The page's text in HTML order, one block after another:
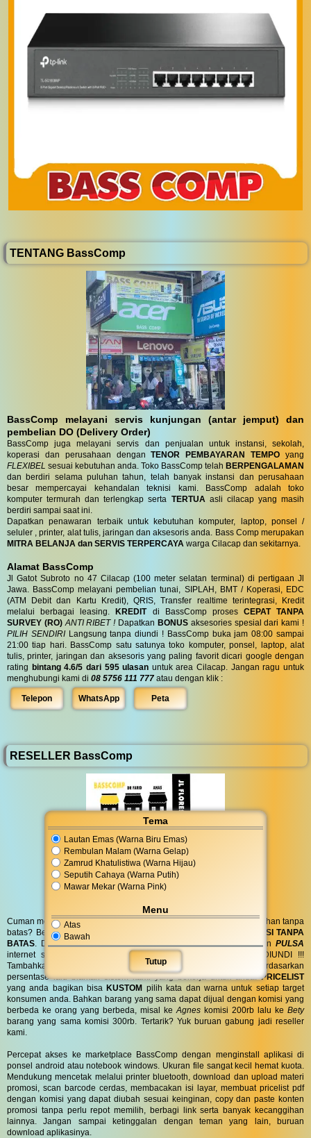
Tema
Lautan Emas (Warna Biru Emas)
Rembulan Malam (Warna Gelap)
Zamrud Khatulistiwa (Warna Hijau)
Seputih Cahaya (Warna Putih)
Mawar Mekar (Warna Pink)
Menu
Atas
Bawah
Tutup
TENTANG BassComp
BassComp melayani servis kunjungan (antar jemput) dan
pembelian DO (Delivery Order)
BassComp juga melayani servis dan penjualan untuk instansi, sekolah,
koperasi dan perusahaan denganTENOR PEMBAYARAN TEMPO yang
FLEXIBEL sesuai kebutuhan anda. Toko BassComp telah BERPENGALAMAN
dan berdiri selama puluhan tahun, telah banyak instansi dan perusahaan
besar mempercayai kehandalan teknisi kami. BassComp adalah toko
komputer termurah dan terlengkap serta TERTUA asli cilacap yang masih
berdiri sampai saat ini.
Dapatkan penawaran terbaik untuk kebutuhan komputer, laptop, ponsel /
seluler , printer, alat tulis, jaringan dan aksesoris anda. Bass Comp merupakan
MITRA BELANJA dan SERVIS TERPERCAYA warga Cilacap dan sekitarnya.
Alamat BassComp
Jl Gatot Subroto no 47 Cilacap (100 meter selatan terminal) di pertigaan Jl
Jawa. BassComp melayani pembelian tunai, SIPLAH, BMT / Koperasi, EDC
(ATM Debit dan Kartu Kredit), QRIS, Transfer realtime terintegrasi, Kredit
melalui berbagai leasing.KREDITdi BassComp proses CEPAT TANPA
SURVEY (RO) ANTI RIBET !Dapatkan BONUSaksesories spesial dari kami !
PILIH SENDIRILangsung tanpa diundi ! BassComp buka jam 08:00 sampai
21:00 tiap hari. BassComp satu satunya toko komputer, ponsel, laptop, alat
tulis, printer, jaringan dan aksesoris yang paling favorit dicari google dengan
rating bintang 4.6/5 dari 595 ulasan untuk area Cilacap. Jangan ragu untuk
menghubungi kami di 08 5756 111 777 atau dengan klik :
Telepon WhatsApp Peta
RESELLER BassComp
Cuman modal posting di media sosial bisa dapat penghasilan tambahan tanpa
batas? Bergabung menjadi
KOMISI TANPA
BATAS . DapatkanBINGKISAN PARCELdi hari spesial anda danPULSA
internet serta
untuk anda ! GRATIS !! TANPA DIUNDI !!!
Tambahkan komisi sebanyak yang anda inginkan atau berdasarkan
persentase lalu biarkan sistem kami yang bekerja untuk anda.PRICELIST
yang anda bagikan bisaKUSTOM pilih kata dan warna untuk setiap target
konsumen anda. Bahkan barang yang sama dapat dijual dengan komisi yang
berbeda ke orang yang berbeda, misal ke Agnes komisi 200rb lalu ke Bety
barang yang sama komisi 300rb. Tertarik? Yuk buruan gabung jadi reseller
kami.
Percepat akses ke marketplace BassComp dengan menginstall aplikasi di
ponsel android atau notebook windows. Ukuran file sangat kecil hemat kuota.
Mendukung mencetak melalui printer bluetooth, download dan upload materi
promosi, scan barcode cerdas, membacakan isi layar, membuat pricelist pdf
dengan komisi yang dapat diubah sesuai keinginan, copy dan paste konten
promosi tanpa perlu repot memilih, berbagi link serta banyak kecanggihan
lainnya. Jangan sampai ketinggalan dengan teman yang lain, buruan
download aplikasinya.